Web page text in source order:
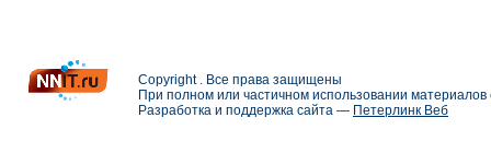
Copyright . Все права защищены
При полном или частичном использовании
Разработка и поддержка сайта — Петерлинк Веб